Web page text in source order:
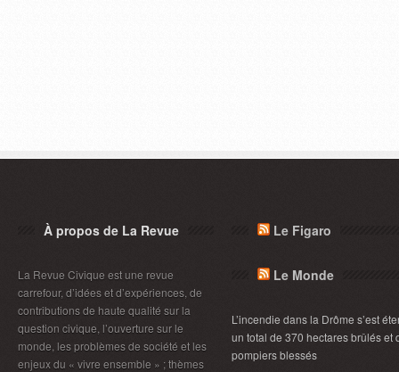
À propos de La Revue
La Revue Civique est une revue
carrefour, d’idées et d’expériences, de
contributions de haute qualité sur la
question civique, l’ouverture sur le
monde, les problèmes de société et les
enjeux du « vivre ensemble » ; thèmes
Le Figaro
Le Monde
L’incendie dans la Drôme s’est
un total de 370 hectares brûlés et
pompiers blessés